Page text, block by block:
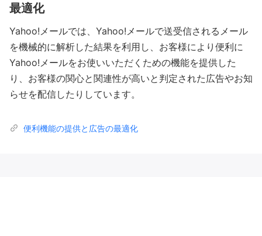
最適化
Yahoo!メールでは、Yahoo!メールで送受信されるメール
を機械的に解析した結果を利用し、お客様により便利に
Yahoo!メールをお使いいただくための機能を提供した
り、お客様の関心と関連性が高いと判定された広告やお知
らせを配信したりしています。
便利機能の提供と広告の最適化